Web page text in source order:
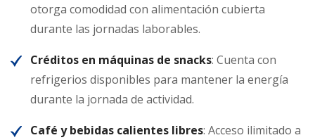
otorga comodidad con alimentación cubierta
durante las jornadas laborables.
Créditos en máquinas de snacks: Cuenta con
refrigerios disponibles para mantener la energía
durante la jornada de actividad.
Café y bebidas calientes libres: Acceso ilimitado a